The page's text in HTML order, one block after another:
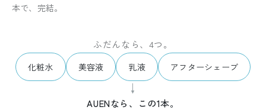
本で、完結。
ふだんなら、4つ。
化粧水 美容液 乳液 アフターシェーブ
↓
AUENなら、この1本。